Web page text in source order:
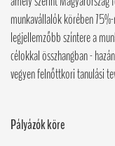
munkavállalók körében
legjellemzőbb színtere a
célokkal összhangban -
vegyen felnőttkori tanulási
Pályázók köre